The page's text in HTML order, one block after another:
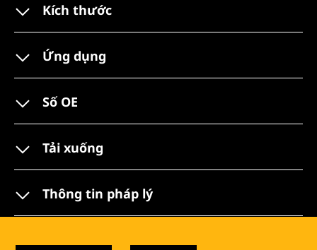
Kích thước
Ứng dụng
Số OE
Tải xuống
Thông tin pháp lý